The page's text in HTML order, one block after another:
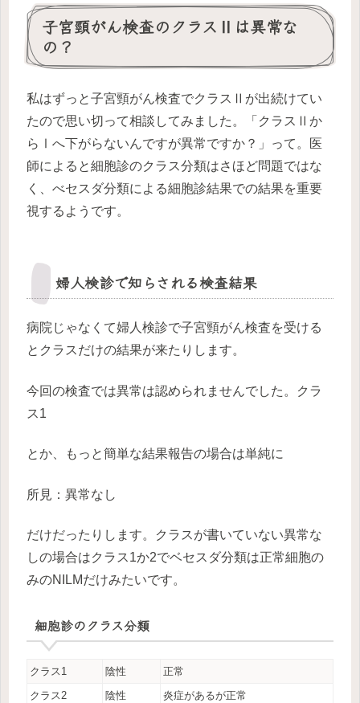
子宮頸がん検査のクラスⅡは異常な
の？
私はずっと子宮頸がん検査でクラスⅡが出続けてい
たので思い切って相談してみました。「クラスⅡか
らⅠへ下がらないんですが異常ですか？」って。医
師によると細胞診のクラス分類はさほど問題ではな
く、べセスダ分類による細胞診結果での結果を重要
視するようです。
婦人検診で知らされる検査結果
病院じゃなくて婦人検診で子宮頸がん検査を受ける
とクラスだけの結果が来たりします。
今回の検査では異常は認められませんでした。クラ
ス1
とか、もっと簡単な結果報告の場合は単純に
所見：異常なし
だけだったりします。クラスが書いていない異常な
しの場合はクラス1か2でベセスダ分類は正常細胞の
みのNILMだけみたいです。
細胞診のクラス分類
クラス1 陰性
正常
クラス2
陰性
炎症があるが正常